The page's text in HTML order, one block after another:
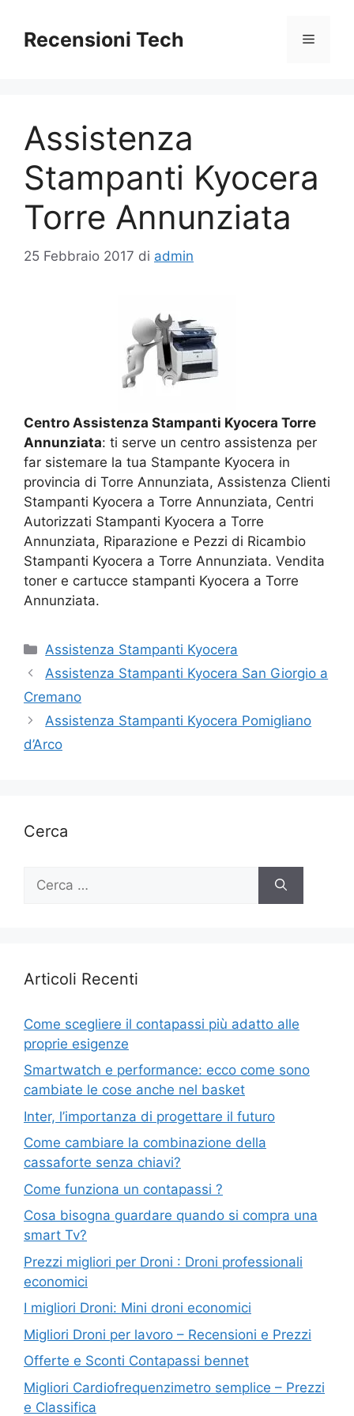
contenuto
Recensioni Tech Menu
Assistenza
Stampanti Kyocera
Torre Annunziata
25 Febbraio 2017 di admin
Centro Assistenza Stampanti Kyocera Torre
Annunziata: ti serve un centro assistenza per
far sistemare la tua Stampante Kyocera in
provincia di Torre Annunziata, Assistenza Clienti
Stampanti Kyocera a Torre Annunziata, Centri
Autorizzati Stampanti Kyocera a Torre
Annunziata, Riparazione e Pezzi di Ricambio
Stampanti Kyocera a Torre Annunziata. Vendita
toner e cartucce stampanti Kyocera a Torre
Annunziata.
Categorie
Assistenza Stampanti Kyocera
Assistenza Stampanti Kyocera San Giorgio a
Cremano
Assistenza Stampanti Kyocera Pomigliano
d’Arco
Cerca
per:
Articoli Recenti
Come scegliere il contapassi più adatto alle
proprie esigenze
Smartwatch e performance: ecco come sono
cambiate le cose anche nel basket
Inter, l’importanza di progettare il futuro
Come cambiare la combinazione della
cassaforte senza chiavi?
Come funziona un contapassi ?
Cosa bisogna guardare quando si compra una
smart Tv?
Prezzi migliori per Droni : Droni professionali
economici
I migliori Droni: Mini droni economici
Migliori Droni per lavoro – Recensioni e Prezzi
Offerte e Sconti Contapassi bennet
Migliori Cardiofrequenzimetro semplice – Prezzi
e Classifica